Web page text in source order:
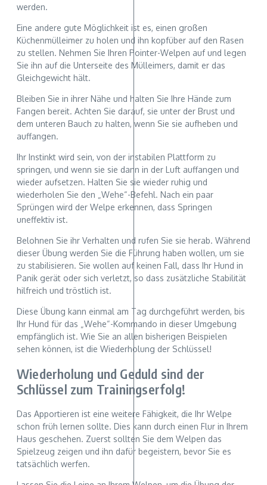
werden.
Eine andere gute Möglichkeit ist es, einen großen
Küchenmülleimer zu holen und ihn kopfüber auf den Rasen
zu stellen. Nehmen Sie Ihren Pointer-Welpen auf und legen
Sie ihn auf die Unterseite des Mülleimers, damit er das
Gleichgewicht hält.
Bleiben Sie in ihrer Nähe und halten Sie Ihre Hände zum
Fangen bereit. Achten Sie darauf, sie unter der Brust und
dem unteren Bauch zu halten, wenn Sie sie aufheben und
auffangen.
Ihr Instinkt wird sein, von der instabilen Plattform zu
springen, und wenn sie sie dann in der Luft auffangen und
wieder aufsetzen. Halten Sie sie wieder ruhig und
wiederholen Sie den „Wehe“-Befehl. Nach ein paar
Sprüngen wird der Welpe erkennen, dass Springen
uneffektiv ist.
Belohnen Sie ihr Verhalten und rufen Sie sie herab. Während
dieser Übung werden Sie die Führung haben wollen, um sie
zu stabilisieren. Sie wollen auf keinen Fall, dass Ihr Hund in
Panik gerät oder sich verletzt, so dass zusätzliche Stabilität
hilfreich und tröstlich ist.
Diese Übung kann einmal am Tag durchgeführt werden, bis
Ihr Hund für das „Wehe“-Kommando in dieser Umgebung
empfänglich ist. Wie Sie an allen bisherigen Beispielen
sehen können, ist die Wiederholung der Schlüssel!
Wiederholung und Geduld sind der
Schlüssel zum Trainingserfolg!
Das Apportieren ist eine weitere Fähigkeit, die Ihr Welpe
schon früh lernen sollte. Dies kann durch einen Flur in Ihrem
Haus geschehen. Zuerst sollten Sie dem Welpen das
Spielzeug zeigen und ihn dafür begeistern, bevor Sie es
tatsächlich werfen.